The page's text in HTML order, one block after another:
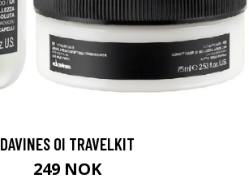
DAVINES OI TRAVELKIT
249 NOK